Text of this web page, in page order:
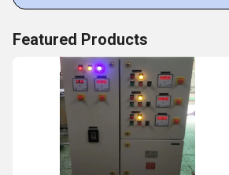
Featured Products